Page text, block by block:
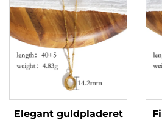
Elegant guldpladeret